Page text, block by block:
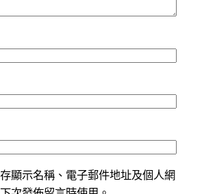
顯示名稱、電子郵件地址及個人網